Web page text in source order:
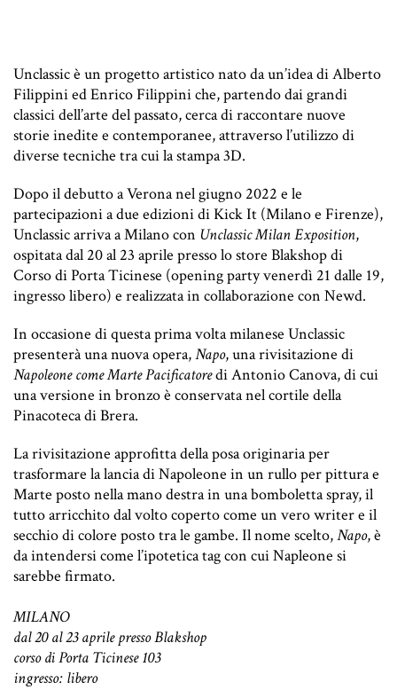
Unclassic è un progetto artistico nato da un’idea di Alberto
Filippini ed Enrico Filippini che, partendo dai grandi
classici dell’arte del passato, cerca di raccontare nuove
storie inedite e contemporanee, attraverso l’utilizzo di
diverse tecniche tra cui la stampa 3D.
Dopo il debutto a Verona nel giugno 2022 e le
partecipazioni a due edizioni di Kick It (Milano e Firenze),
Unclassic arriva a Milano con Unclassic Milan Exposition,
ospitata dal 20 al 23 aprile presso lo store Blakshop di
Corso di Porta Ticinese (opening party venerdì 21 dalle 19,
ingresso libero) e realizzata in collaborazione con Newd.
In occasione di questa prima volta milanese Unclassic
presenterà una nuova opera,Napo, una rivisitazione di
Napoleone come Marte Pacificatoredi Antonio Canova, di cui
una versione in bronzo è conservata nel cortile della
Pinacoteca di Brera.
La rivisitazione approfitta della posa originaria per
trasformare la lancia di Napoleone in un rullo per pittura e
Marte posto nella mano destra in una bomboletta spray, il
tutto arricchito dal volto coperto come un vero writer e il
secchio di colore posto tra le gambe. Il nome scelto,Napo, è
da intendersi come l’ipotetica tag con cui Napleone si
sarebbe firmato.
MILANO
dal 20 al 23 aprile presso Blakshop
corso di Porta Ticinese 103
ingresso: libero